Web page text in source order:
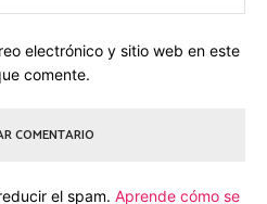
electrónico y sitio web en este
comente.
el spam. Aprende cómo se